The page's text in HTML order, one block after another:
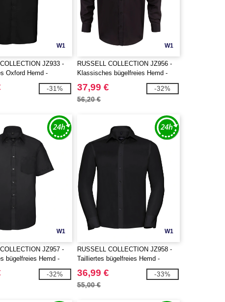
W1
JZ933 -
Oxford Hemd -
-31%
W1
RUSSELL COLLECTION JZ956 -
Klassisches bügelfreies Hemd -
Langarm
37,99 €
56,20 €
-32%
W1
JZ957 -
bügelfreies Hemd -
-32%
W1
RUSSELL COLLECTION JZ958 -
Tailliertes bügelfreies Hemd -
Langarm
36,99 €
55,00 €
-33%